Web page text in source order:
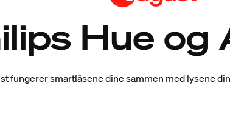
Hue og
fungerer smartlåsene dine sammen med lysene